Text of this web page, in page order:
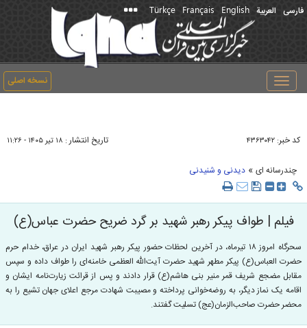
فارسی العربیة English
Français
Türkçe
نسخه اصلی
Toggle
navigation
کد خبر: ۴۳۶۳۰۴۲ تاریخ انتشار : ۱۸ تير ۱۴۰۵ - ۱۱:۲۶
چندرسانه ای » دیدنی و شنیدنی
فیلم | طواف پیکر رهبر شهید بر گرد ضریح حضرت عباس(ع)
سحرگاه امروز ۱۸ تیرماه، در آخرین لحظات حضور پیکر رهبر شهید ایران در عراق، خدام حرم
حضرت العباس(ع) پیکر مطهر شهید حضرت آیت‌الله العظمی خامنه‌ای را طواف داده و سپس
مقابل مضجع شریف قمر منیر بنی هاشم(ع) قرار دادند و پس از قرائت زیارت‌نامه ایشان و
اقامه یک نماز دیگر، به روضه‌خوانی پرداخته و مصیبت شهادت مرجع اعلای جهان تشیع را به
محضر حضرت صاحب‌الزمان(عج) تسلیت گفتند.